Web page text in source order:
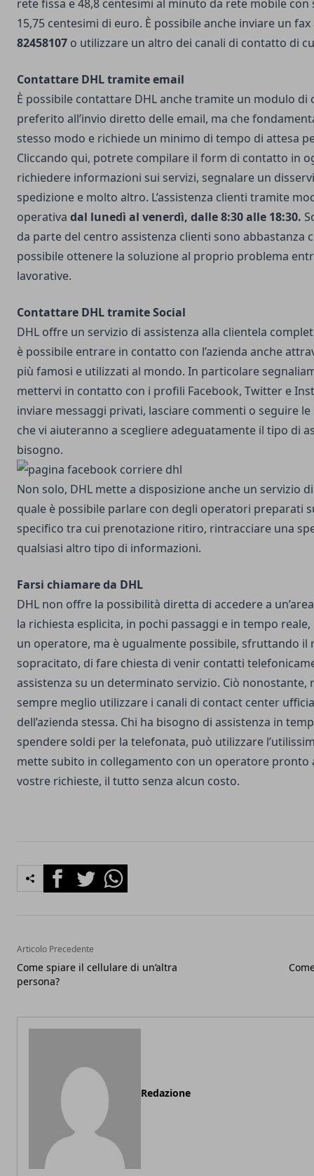
rete fissa e 48,8 centesimi al minuto da rete mobile
15,75 centesimi di euro. È possibile anche inviare un
82458107 o utilizzare un altro dei canali di contatto di
Contattare DHL tramite email
È possibile contattare DHL anche tramite un modulo
preferito all’invio diretto delle email, ma che
stesso modo e richiede un minimo di tempo di attesa
Cliccando qui, potrete compilare il form di contatto in
richiedere informazioni sui servizi, segnalare un
spedizione e molto altro. L’assistenza clienti tramite
operativa dal lunedì al venerdì, dalle 8:30 alle 18:30.
da parte del centro assistenza clienti sono abbastanza
possibile ottenere la soluzione al proprio problema
lavorative.
Contattare DHL tramite Social
DHL offre un servizio di assistenza alla clientela
è possibile entrare in contatto con l’azienda anche
più famosi e utilizzati al mondo. In particolare
mettervi in contatto con i profili Facebook, Twitter e
inviare messaggi privati, lasciare commenti o seguire
che vi aiuteranno a scegliere adeguatamente il tipo di
bisogno.
Non solo, DHL mette a disposizione anche un servizio
quale è possibile parlare con degli operatori preparati
specifico tra cui prenotazione ritiro, rintracciare una
qualsiasi altro tipo di informazioni.
Farsi chiamare da DHL
DHL non offre la possibilità diretta di accedere a
la richiesta esplicita, in pochi passaggi e in tempo
un operatore, ma è ugualmente possibile, sfruttando
sopracitato, di fare chiesta di venir contatti
assistenza su un determinato servizio. Ciò nonostante,
sempre meglio utilizzare i canali di contact center
dell’azienda stessa. Chi ha bisogno di assistenza in
spendere soldi per la telefonata, può utilizzare
mette subito in collegamento con un operatore pronto
vostre richieste, il tutto senza alcun costo.
FacebookTwitterWhatsapp
Articolo Precedente
Come spiare il cellulare di un’altra
persona?
Redazione